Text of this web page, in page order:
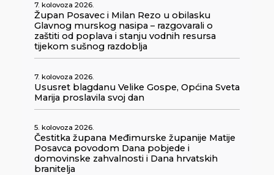
7. kolovoza 2026.
Župan Posavec i Milan Rezo u obilasku
Glavnog murskog nasipa – razgovarali o
zaštiti od poplava i stanju vodnih resursa
tijekom sušnog razdoblja
7. kolovoza 2026.
Ususret blagdanu Velike Gospe, Općina Sveta
Marija proslavila svoj dan
5. kolovoza 2026.
Čestitka župana Međimurske županije Matije
Posavca povodom Dana pobjede i
domovinske zahvalnosti i Dana hrvatskih
branitelja